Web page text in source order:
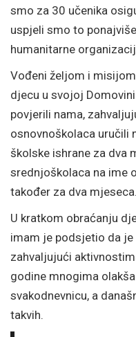
smo za 30 učenika
uspjeli smo to
humanitarne
Vođeni željom i
djecu u svojoj
povjerili nama,
osnovnoškolaca uručili
školske ishrane za dva
srednjoškolaca na ime
također za dva mjeseca.
U kratkom obraćanju
imam je podsjetio da je
zahvaljujući
godine mnogima
svakodnevnicu, a
takvih.